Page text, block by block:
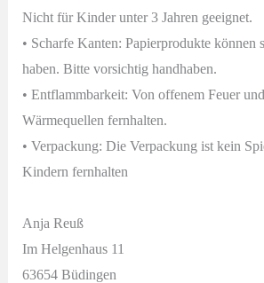
Nicht für Kinder unter 3 Jahren geeignet.
• Scharfe Kanten: Papierprodukte können
haben. Bitte vorsichtig handhaben.
• Entflammbarkeit: Von offenem Feuer
Wärmequellen fernhalten.
• Verpackung: Die Verpackung ist kein
Kindern fernhalten
Anja Reuß
Im Helgenhaus 11
63654 Büdingen